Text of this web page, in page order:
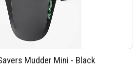
Mudder Mini - Black